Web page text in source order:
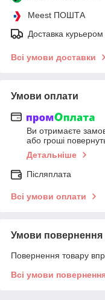
Meest ПОШТА
Доставка курьером
Всі умови доставки
Умови оплати
Ви отримаєте
або гроші
Детальніше
Післяплата
Всі умови оплати
Умови повернення
Повернення товару
Всі умови